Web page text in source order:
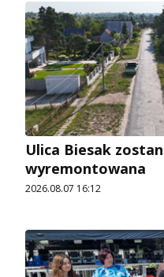
Ulica Biesak
wyremontowana
2026.08.07 16:12